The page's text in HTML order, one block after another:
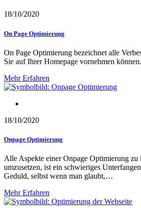
18/10/2020
On Page Optimierung
On Page Optimierung bezeichnet alle
Sie auf Ihrer Homepage vornehmen
Mehr Erfahren
18/10/2020
Onpage Optimierung
Alle Aspekte einer Onpage Optimierung zu
umzusetzen, ist ein schwieriges
Geduld, selbst wenn man glaubt,…
Mehr Erfahren